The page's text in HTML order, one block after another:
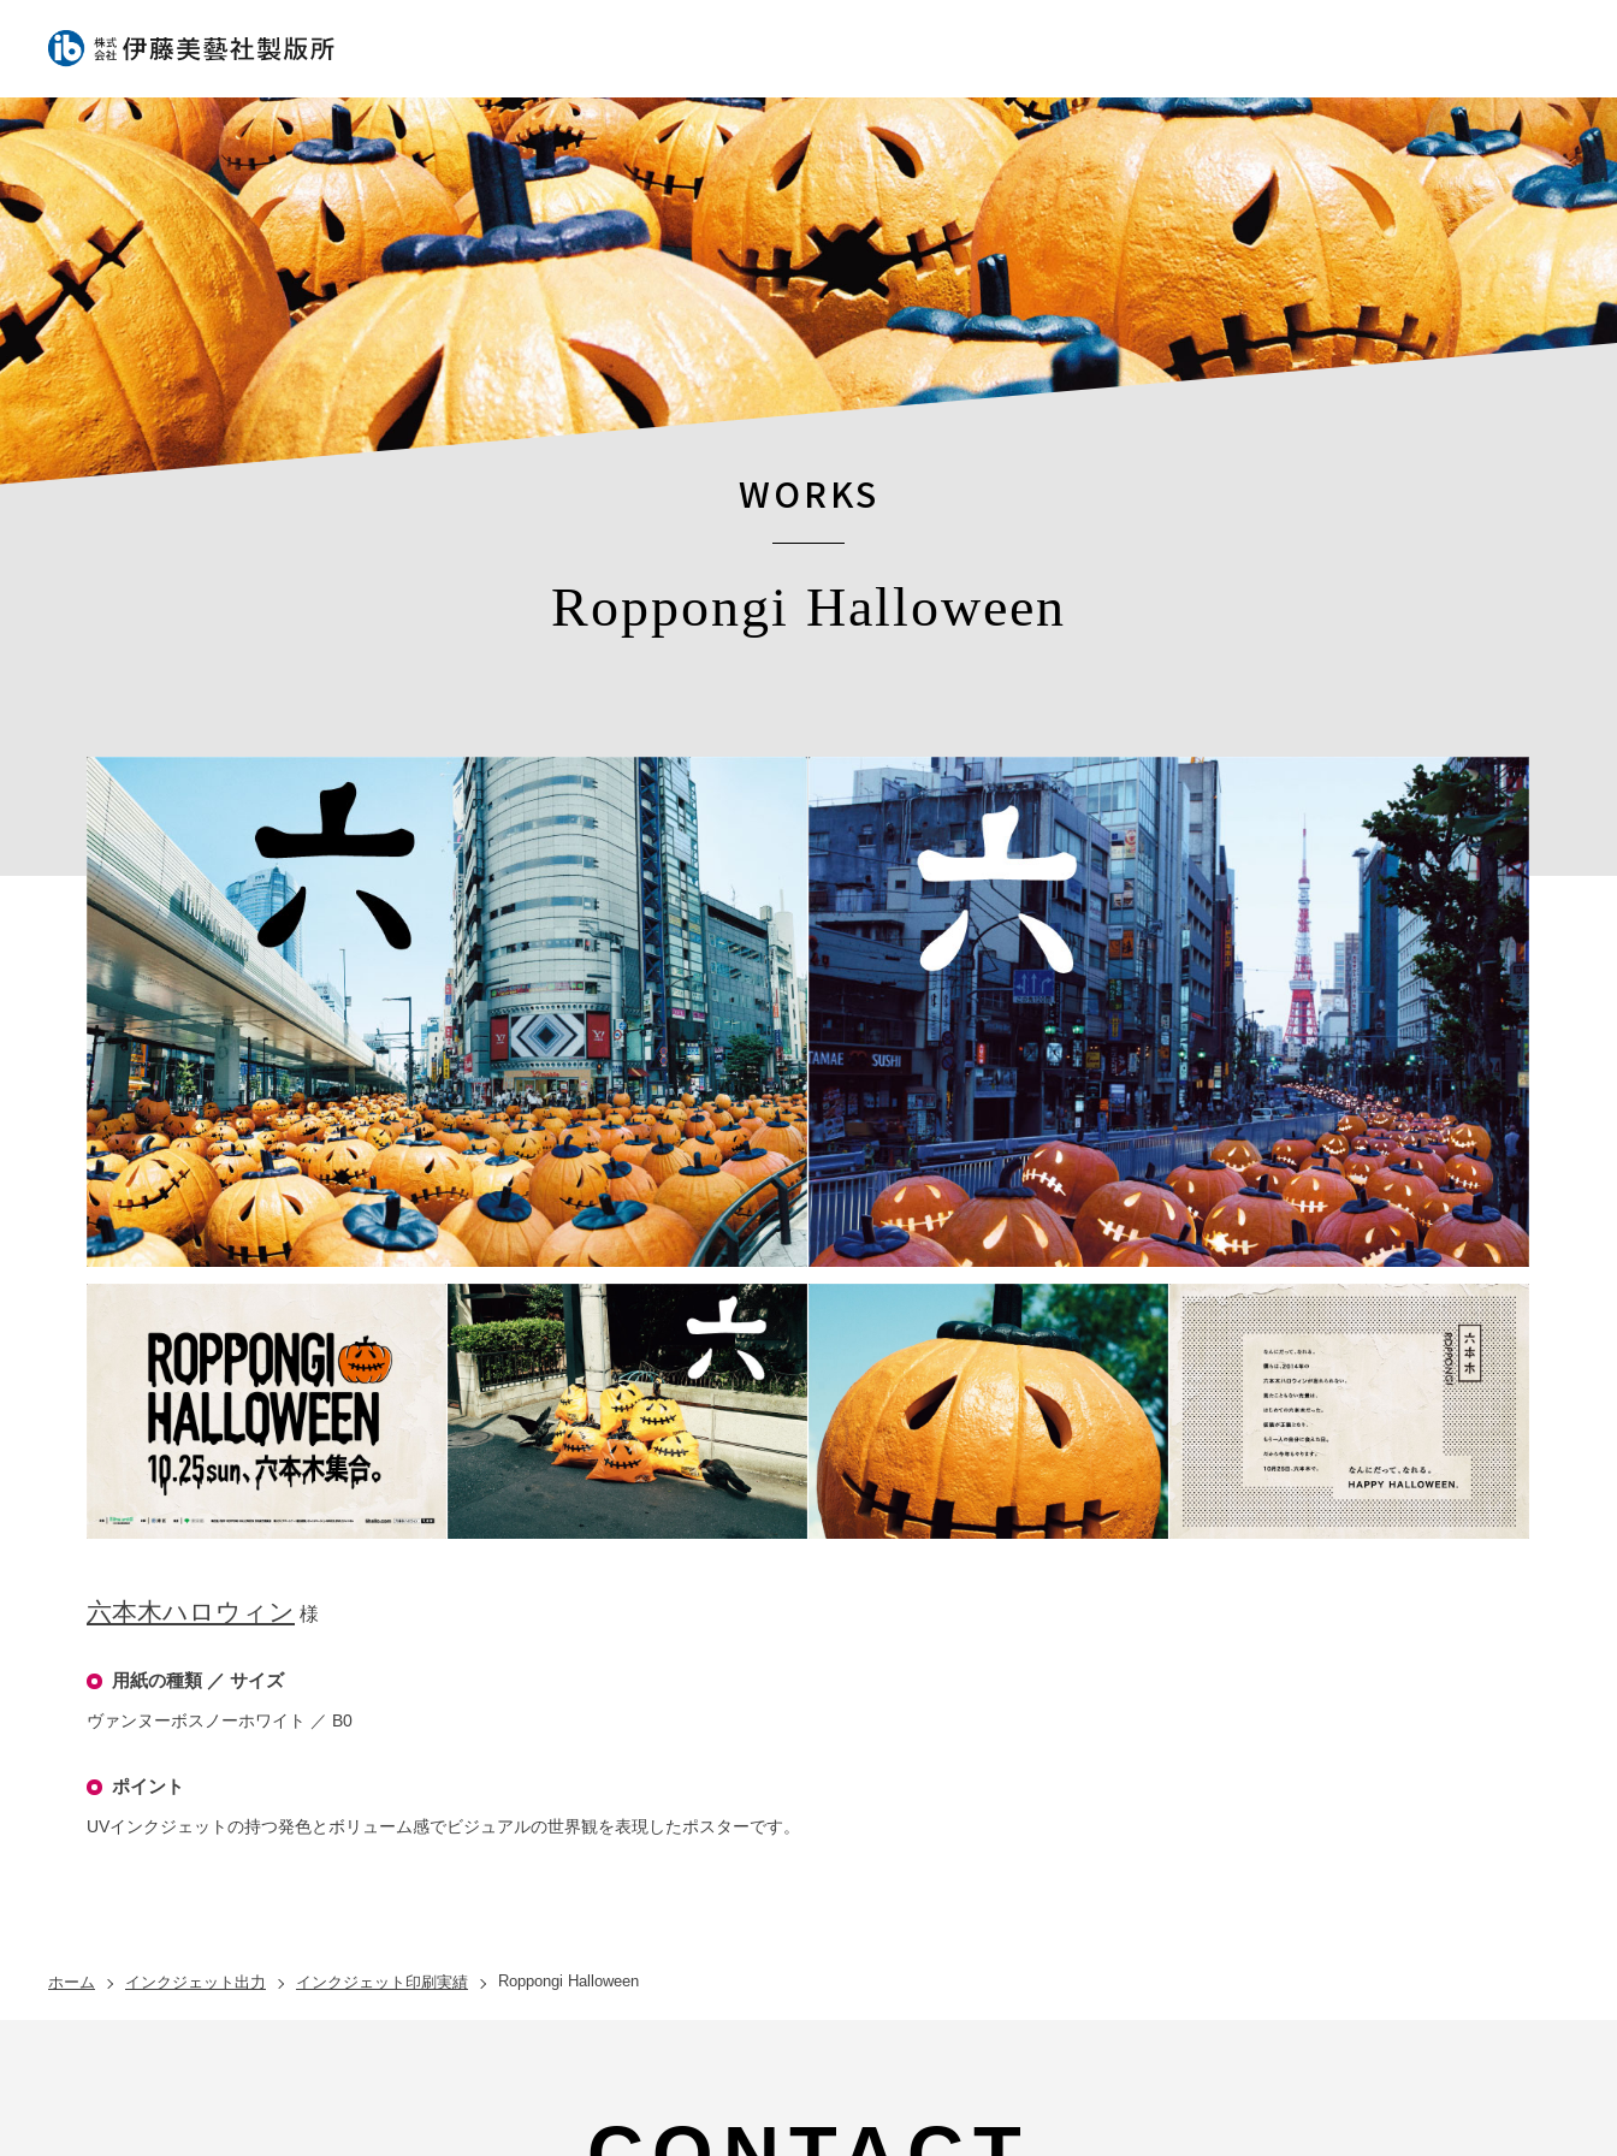
WORKS
Roppongi Halloween
六本木ハロウィン 様
用紙の種類 ／ サイズ
ヴァンヌーボスノーホワイト ／ B0
ポイント
UVインクジェットの持つ発色とボリューム感でビジュアルの世界観を表現したポスターです。
ホーム インクジェット出力 インクジェット印刷実績 Roppongi Halloween